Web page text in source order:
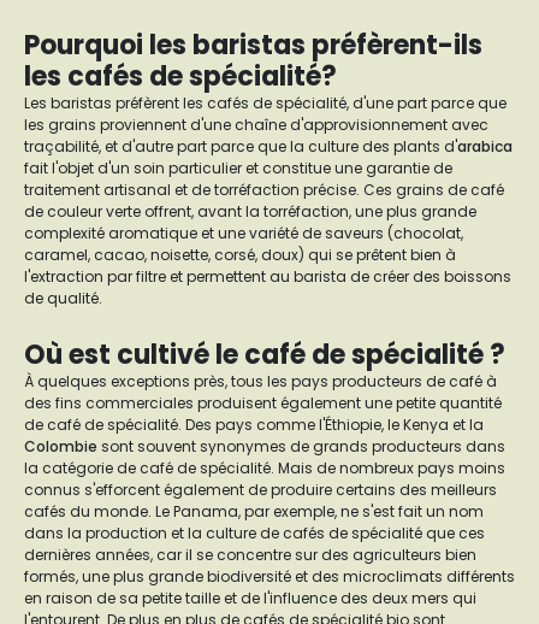
Pourquoi les baristas préfèrent-ils
les cafés de spécialité?
Les baristas préfèrent les cafés de spécialité, d'une part parce que
les grains proviennent d'une chaîne d'approvisionnement avec
traçabilité, et d'autre part parce que la culture des plants d'arabica
fait l'objet d'un soin particulier et constitue une garantie de
traitement artisanal et de torréfaction précise. Ces grains de café
de couleur verte offrent, avant la torréfaction, une plus grande
complexité aromatique et une variété de saveurs (chocolat,
caramel, cacao, noisette, corsé, doux) qui se prêtent bien à
l'extraction par filtre et permettent au barista de créer des boissons
de qualité.
Où est cultivé le café de spécialité?
À quelques exceptions près, tous les pays producteurs de café à
des fins commerciales produisent également une petite quantité
de café de spécialité. Des pays comme l'Éthiopie, le Kenya et la
Colombie sont souvent synonymes de grands producteurs dans
la catégorie de café de spécialité. Mais de nombreux pays moins
connus s'efforcent également de produire certains des meilleurs
cafés du monde. Le Panama, par exemple, ne s'est fait un nom
dans la production et la culture de cafés de spécialité que ces
dernières années, car il se concentre sur des agriculteurs bien
formés, une plus grande biodiversité et des microclimats différents
en raison de sa petite taille et de l'influence des deux mers qui
l'entourent. De plus en plus de cafés de spécialité bio sont